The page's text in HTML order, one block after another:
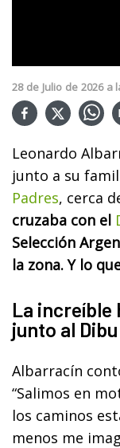
28 de Julio de 2026 a
Leonardo
junto a su
Padres, cerca
cruzaba con el
Selección
la zona. Y lo
La
junto al
Albarracín
“Salimos en
los caminos
menos me